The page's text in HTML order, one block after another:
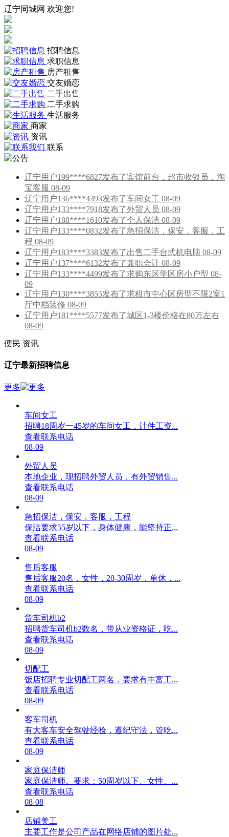
辽宁同城网 欢迎您!
招聘信息
求职信息
房产租售
交友婚恋
二手出售
二手求购
生活服务
商家
资讯
联系
辽宁用户199****6827发布了宾馆前台，超市收银员，淘
宝客服 08-09
辽宁用户136****4393发布了车间女工 08-09
辽宁用户133****7918发布了外贸人员 08-09
辽宁用户188****1610发布了个人保洁 08-09
辽宁用户133****0832发布了急招保洁，保安，客服，工
程 08-09
辽宁用户183****3383发布了出售二手台式机电脑 08-09
辽宁用户137****6132发布了兼职会计 08-09
辽宁用户133****4499发布了求购东区学区房小户型 08-
09
辽宁用户130****3855发布了求租市中心区房型不限2室1
厅中档装修 08-09
辽宁用户181****5577发布了城区1-3楼价格在80万左右
08-09
便民 资讯
辽宁最新招聘信息
更多
车间女工
招聘18周岁一45岁的车间女工，计件工资...
查看联系电话
08-09
外贸人员
本地企业，现招聘外贸人员，有外贸销售...
查看联系电话
08-09
急招保洁，保安，客服，工程
保洁要求55岁以下，身体健康，能坚持正...
查看联系电话
08-09
售后客服
售后客服20名，女性，20-30周岁，单休，...
查看联系电话
08-09
货车司机b2
招聘货车司机b2数名，带从业资格证，吃...
查看联系电话
08-09
切配工
饭店招聘专业切配工两名，要求有丰富工...
查看联系电话
08-09
客车司机
有大客车安全驾驶经验，遵纪守法，管吃...
查看联系电话
08-09
家庭保洁师
家庭保洁师。要求：50周岁以下、女性、...
查看联系电话
08-08
店铺美工
主要工作是公司产品在网络店铺的图片处...